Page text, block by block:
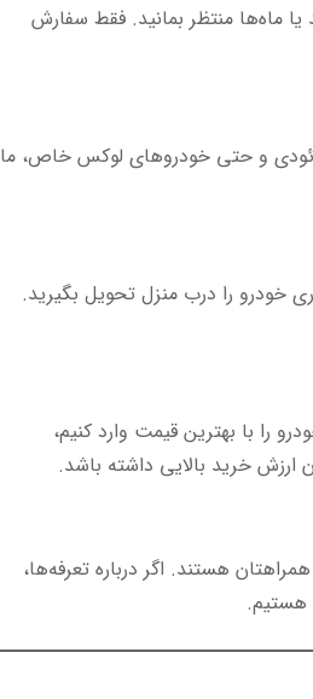
ماه‌ها منتظر بمانید. فقط سفارش
آئودی و حتی خودروهای لوکس خاص، ما
قانونی واردات خودرو، بین ۲ تا ۴ ماه کاری خودرو را درب منزل تحویل بگیرید.
را با بهترین قیمت وارد کنیم،
خرید بالایی داشته باشد.
هستند. اگر درباره تعرفه‌ها،
هستیم.